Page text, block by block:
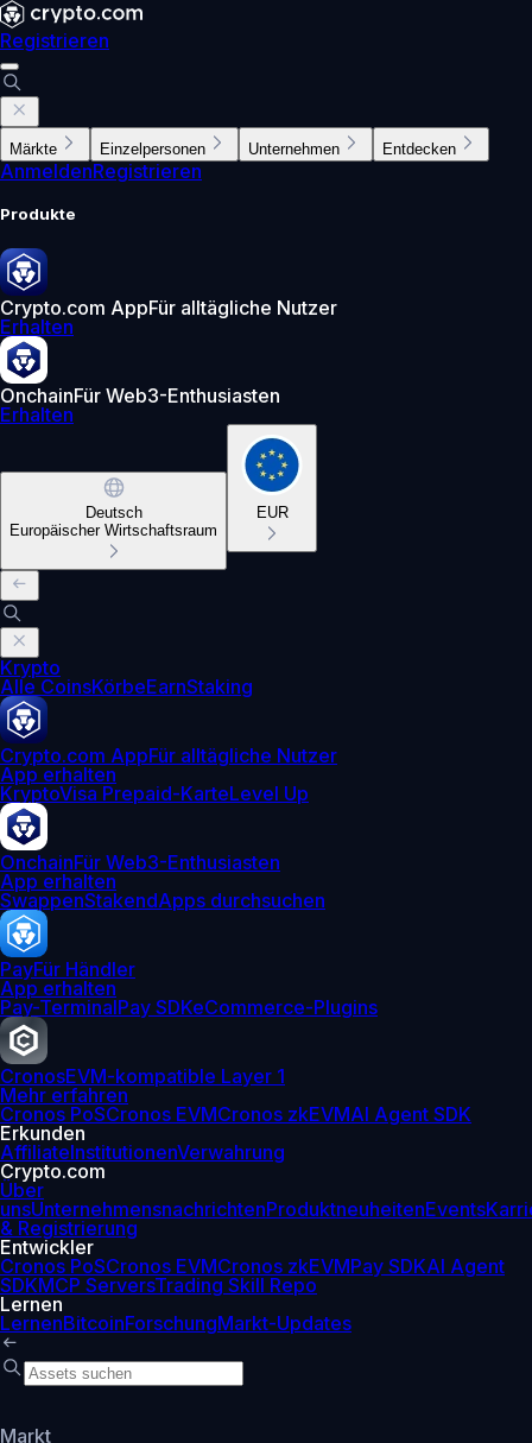
Registrieren
Märkte Einzelpersonen Unternehmen Entdecken
AnmeldenRegistrieren
Produkte
Crypto.com AppFür alltägliche Nutzer
Erhalten
OnchainFür Web3-Enthusiasten
Erhalten
Deutsch
Europäischer Wirtschaftsraum
EUR
Krypto
Alle CoinsKörbeEarnStaking
Crypto.com AppFür alltägliche Nutzer
App erhalten
KryptoVisa Prepaid-KarteLevel Up
OnchainFür Web3-Enthusiasten
App erhalten
SwappenStakendApps durchsuchen
PayFür Händler
App erhalten
Pay-TerminalPay SDKeCommerce-Plugins
CronosEVM-kompatible Layer 1
Mehr erfahren
Cronos PoSCronos EVMCronos zkEVMAI Agent SDK
Erkunden
AffiliateInstitutionenVerwahrung
Crypto.com
Über
unsUnternehmensnachrichtenProduktneuheitenEvents
& Registrierung
Entwickler
Cronos PoSCronos EVMCronos zkEVMPay SDKAI Agent
SDKMCP ServersTrading Skill Repo
Lernen
LernenBitcoinForschungMarkt-Updates
Markt